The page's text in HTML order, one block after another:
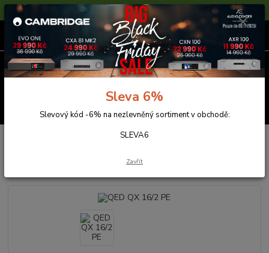
Sleva 6% na nezlevněné zboží s kódem SLEVA6
Menu
0ks
0,00 Kč
QED QX 16/2 PE
QED QX 16/2 PE
Sleva 6%
Slevový kód -6% na nezlevněný sortiment v obchodě:
SLEVA6
Zavřít